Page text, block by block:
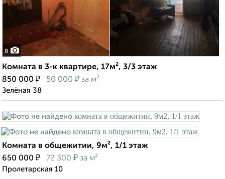
8
Комната в 3-к квартире, 17м², 3/3 этаж
850 000 ₽ 50 000 ₽ за м²
Зелёная 38
Комната в общежитии, 9м², 1/1 этаж
650 000 ₽ 72 300 ₽ за м²
Пролетарская 10